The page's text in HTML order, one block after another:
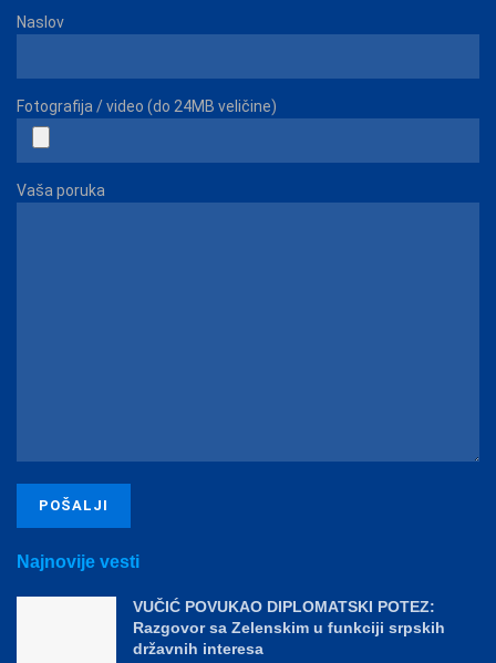
Naslov
Fotografija / video (do 24MB veličine)
Vaša poruka
Najnovije vesti
VUČIĆ POVUKAO DIPLOMATSKI POTEZ:
Razgovor sa Zelenskim u funkciji srpskih
državnih interesa